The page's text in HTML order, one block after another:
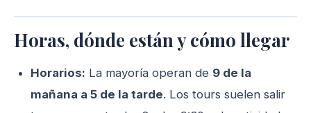
Horas, dónde están y cómo llegar
Horarios: La mayoría operan de 9 de la
mañana a 5 de la tarde. Los tours suelen salir